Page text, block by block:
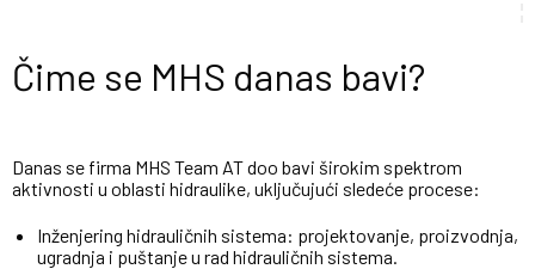
Čime se MHS danas bavi?
Danas se firma MHS Team AT doo bavi širokim spektrom
aktivnosti u oblasti hidraulike, uključujući sledeće procese:
Inženjering hidrauličnih sistema: projektovanje, proizvodnja,
ugradnja i puštanje u rad hidrauličnih sistema.